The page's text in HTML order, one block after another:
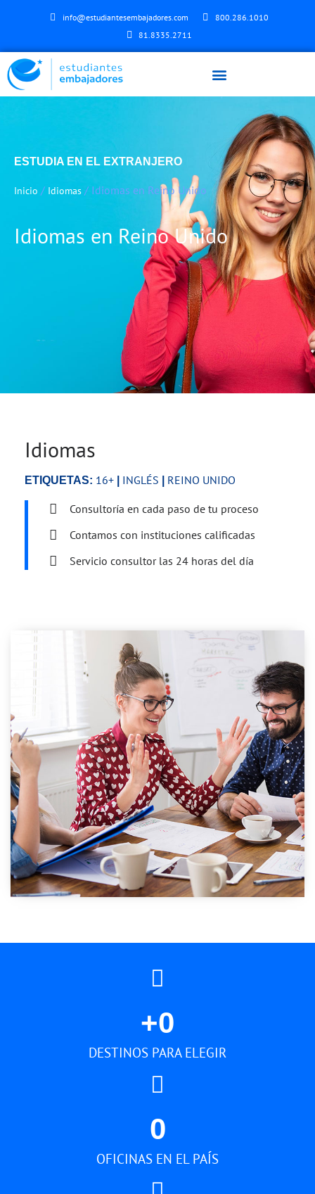
info@estudiantesembajadores.com
800.286.1010
81.8335.2711
ESTUDIA EN EL EXTRANJERO
Inicio / Idiomas / Idiomas en Reino Unido
Idiomas en Reino Unido
Idiomas
ETIQUETAS: 16+ INGLÉS REINO UNIDO
Consultoría en cada paso de tu proceso
Contamos con instituciones calificadas
Servicio consultor las 24 horas del día
DESTINOS PARA ELEGIR
+0
OFICINAS EN EL PAÍS
0